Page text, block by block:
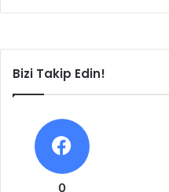
Bizi Takip Edin!
0